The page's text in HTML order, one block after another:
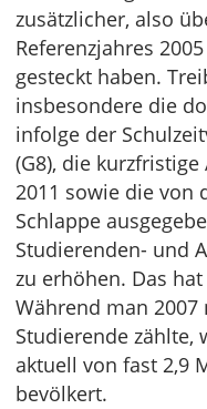
zusätzlicher, also
Referenzjahres
gesteckt haben.
insbesondere die
infolge der
(G8), die
2011 sowie die von
Schlappe
Studierenden- und
zu erhöhen. Das
Während man
Studierende zählte,
aktuell von fast 2,9
bevölkert.